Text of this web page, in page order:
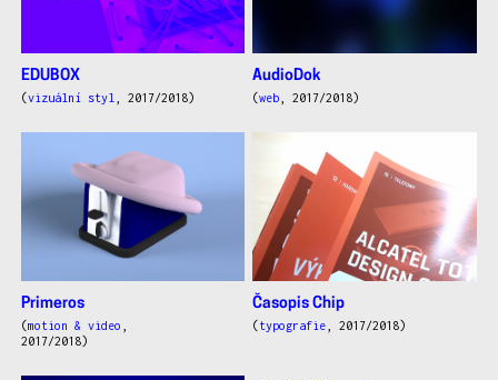
EDUBOX
(vizuální styl , 2017/2018)
AudioDok
(web , 2017/2018)
Primeros
(motion & video
2017/2018)
Časopis Chip
(typografie , 2017/2018)